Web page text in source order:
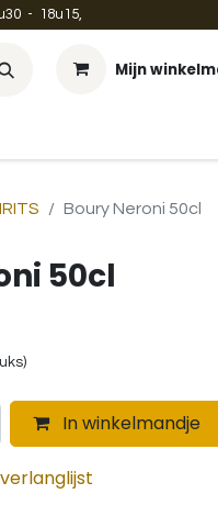
- 18u15,
Mijn
Boury Neroni 50cl
50cl
)
In winkelmandje